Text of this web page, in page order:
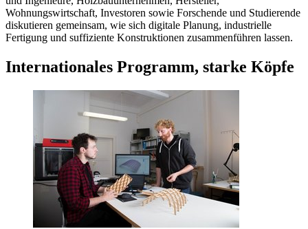
Wohnungswirtschaft, Investoren sowie Forschende und Studierende
diskutieren gemeinsam, wie sich digitale Planung, industrielle
Fertigung und suffiziente Konstruktionen zusammenführen lassen.
Internationales Programm, starke Köpfe